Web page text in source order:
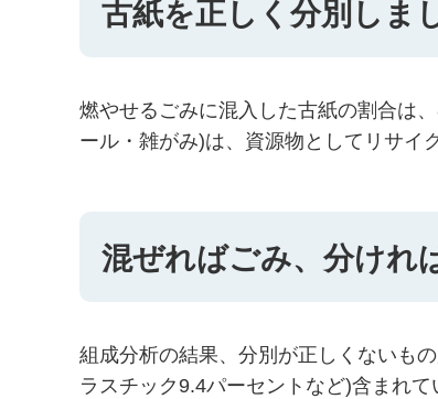
古紙を正しく分別しま
燃やせるごみに混入した古紙の割合は
ール・雑がみ)は、資源物としてリサイ
混ぜればごみ、分けれ
組成分析の結果、分別が正しくないも
ラスチック9.4パーセントなど)含まれ